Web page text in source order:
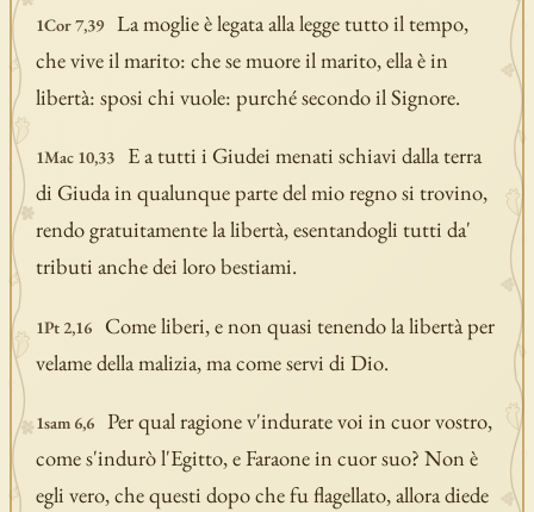
1Cor 7,39
La moglie è legata alla legge tutto il tempo,
che vive il marito: che se muore il marito, ella è in
libertà: sposi chi vuole: purché secondo il Signore.
1Mac 10,33
E a tutti i Giudei menati schiavi dalla terra
di Giuda in qualunque parte del mio regno si trovino,
rendo gratuitamente la libertà, esentandogli tutti da'
tributi anche dei loro bestiami.
1Pt 2,16
Come liberi, e non quasi tenendo la libertà per
velame della malizia, ma come servi di Dio.
1sam 6,6
Per qual ragione v'indurate voi in cuor vostro,
come s'indurò l'Egitto, e Faraone in cuor suo? Non è
egli vero, che questi dopo che fu flagellato, allora diede